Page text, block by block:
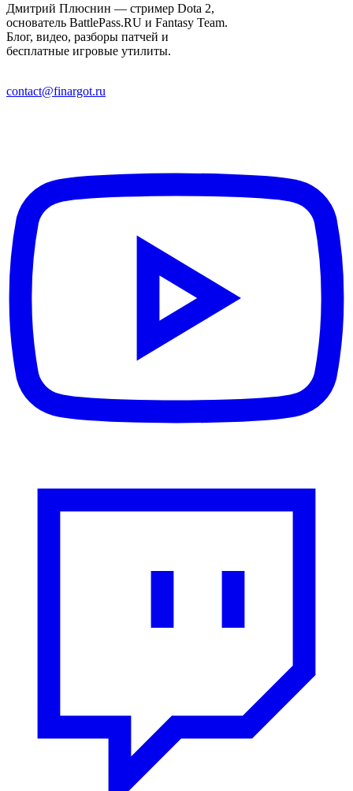
Дмитрий Плюснин — стример Dota 2,
основатель BattlePass.RU и Fantasy Team.
Блог, видео, разборы патчей и
бесплатные игровые утилиты.
contact@finargot.ru